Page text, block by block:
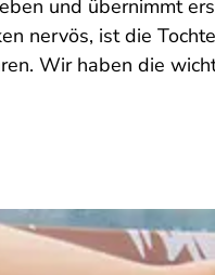
und übernimmt
nervös, ist die
Wir haben die